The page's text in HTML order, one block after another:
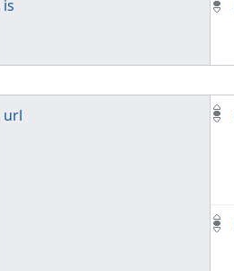
is
url